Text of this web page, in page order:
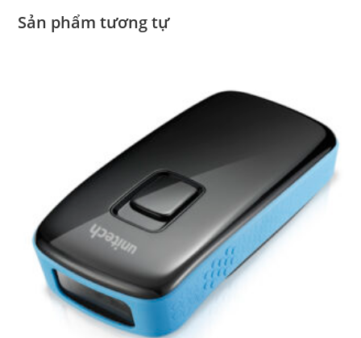
Sản phẩm tương tự